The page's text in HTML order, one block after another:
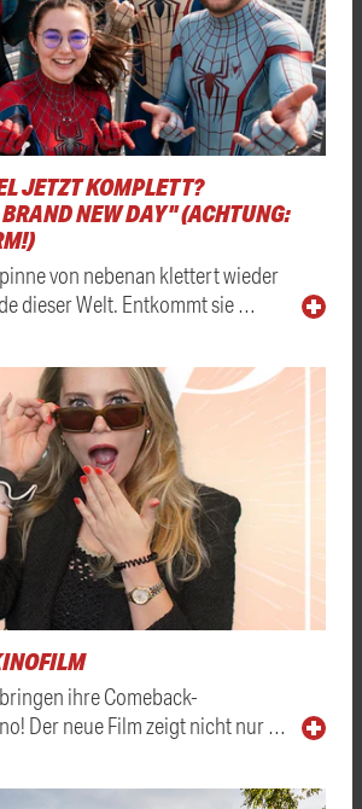
JETZT KOMPLETT?
NEW DAY" (ACHTUNG:
von nebenan klettert wieder
dieser Welt. Entkommt sie …
ihre Comeback-
Der neue Film zeigt nicht nur …